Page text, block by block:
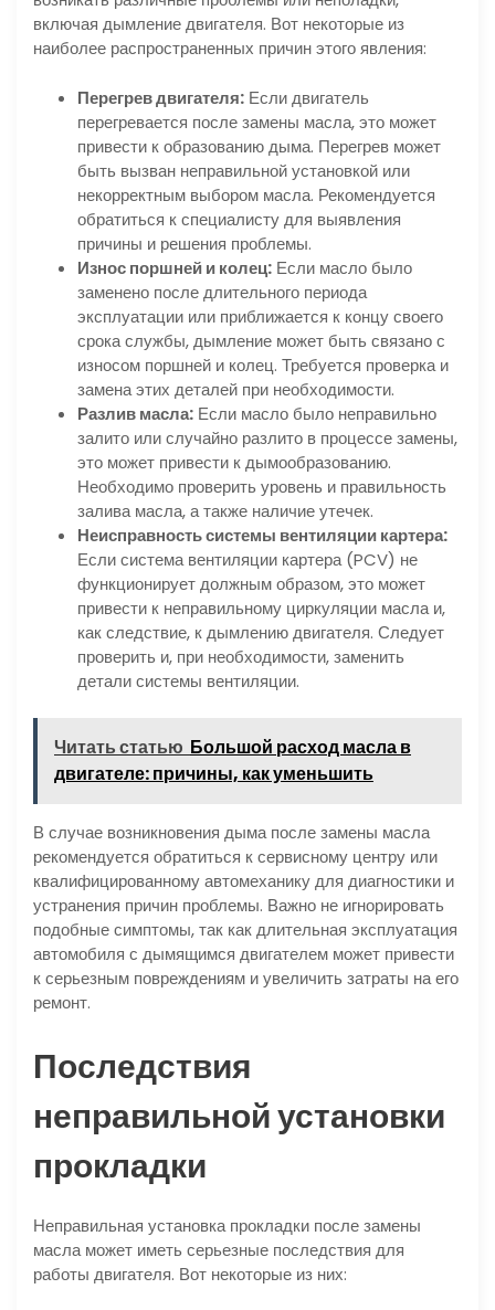
включая дымление двигателя. Вот некоторые из
наиболее распространенных причин этого явления:
Перегрев двигателя: Если двигатель
перегревается после замены масла, это может
привести к образованию дыма. Перегрев может
быть вызван неправильной установкой или
некорректным выбором масла. Рекомендуется
обратиться к специалисту для выявления
причины и решения проблемы.
Износ поршней и колец: Если масло было
заменено после длительного периода
эксплуатации или приближается к концу своего
срока службы, дымление может быть связано с
износом поршней и колец. Требуется проверка и
замена этих деталей при необходимости.
Разлив масла: Если масло было неправильно
залито или случайно разлито в процессе замены,
это может привести к дымообразованию.
Необходимо проверить уровень и правильность
залива масла, а также наличие утечек.
Неисправность системы вентиляции картера:
Если система вентиляции картера (PCV) не
функционирует должным образом, это может
привести к неправильному циркуляции масла и,
как следствие, к дымлению двигателя. Следует
проверить и, при необходимости, заменить
детали системы вентиляции.
Читать статью Большой расход масла в
двигателе: причины, как уменьшить
В случае возникновения дыма после замены масла
рекомендуется обратиться к сервисному центру или
квалифицированному автомеханику для диагностики и
устранения причин проблемы. Важно не игнорировать
подобные симптомы, так как длительная эксплуатация
автомобиля с дымящимся двигателем может привести
к серьезным повреждениям и увеличить затраты на его
ремонт.
Последствия
неправильной установки
прокладки
Неправильная установка прокладки после замены
масла может иметь серьезные последствия для
работы двигателя. Вот некоторые из них: